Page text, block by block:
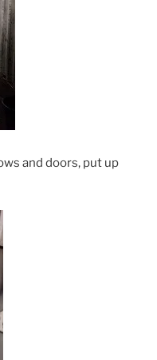
and doors, put up